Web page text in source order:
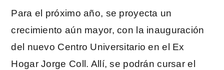
Para el próximo año, se proyecta un
crecimiento aún mayor, con la inauguración
del nuevo Centro Universitario en el Ex
Hogar Jorge Coll. Allí, se podrán cursar el